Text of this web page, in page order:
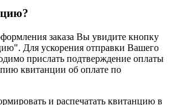
заказа Вы увидите кнопку
Для ускорения отправки Вашего
прислать подтверждение оплаты
квитанции об оплате по
и распечатать квитанцию в